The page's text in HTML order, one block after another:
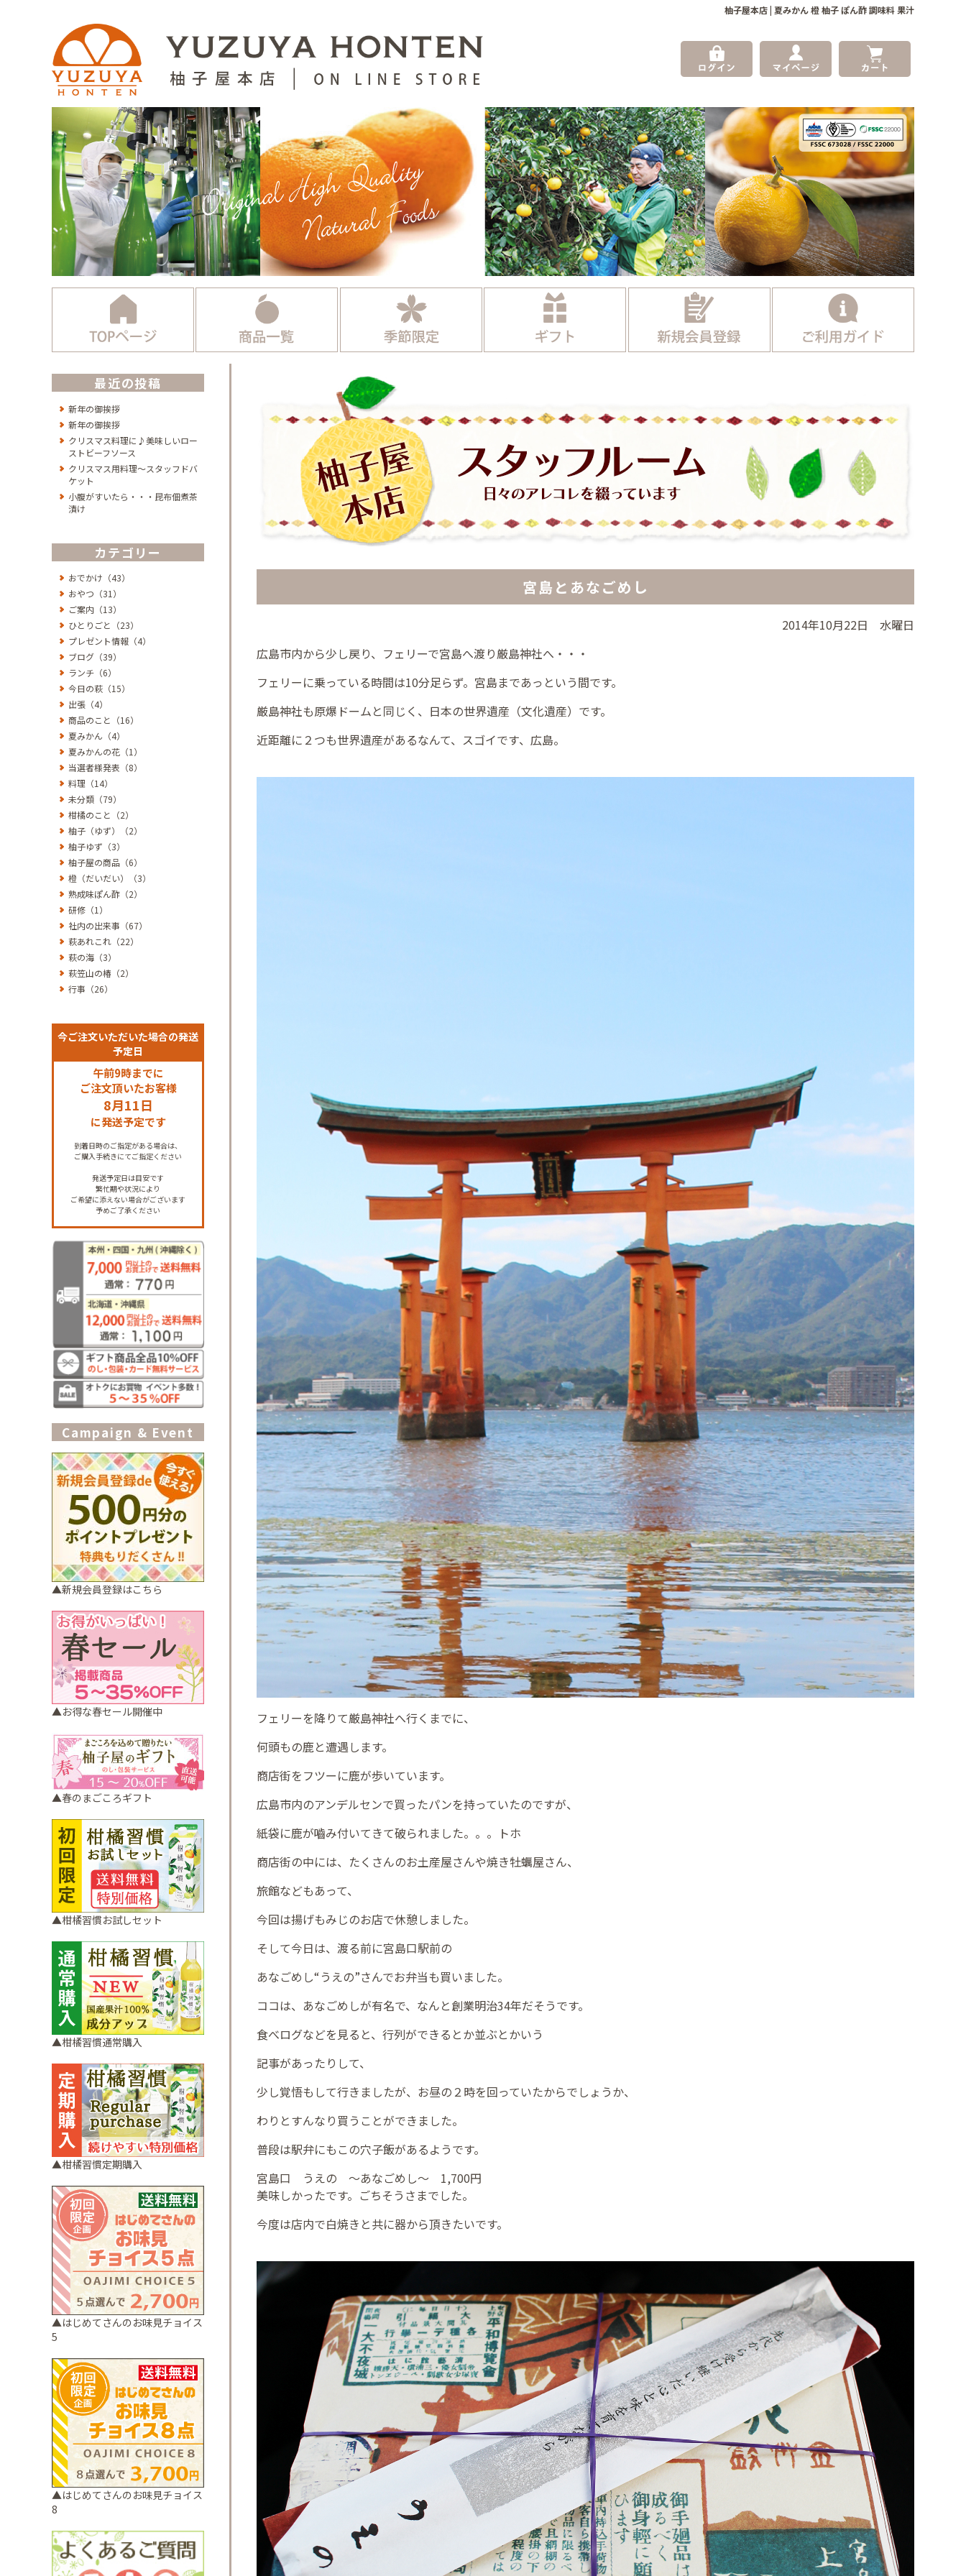
柚子屋本店 | 夏みかん 橙 柚子 ぽん酢 調味料 果汁
宮島とあなごめし
2014年10月22日 水曜日
広島市内から少し戻り、フェリーで宮島へ渡り厳島神社へ・・・
フェリーに乗っている時間は10分足らず。宮島まであっという間です。
厳島神社も原爆ドームと同じく、日本の世界遺産（文化遺産）です。
近距離に２つも世界遺産があるなんて、スゴイです、広島。
フェリーを降りて厳島神社へ行くまでに、
何頭もの鹿と遭遇します。
商店街をフツーに鹿が歩いています。
広島市内のアンデルセンで買ったパンを持っていたのですが、
紙袋に鹿が嚙み付いてきて破られました。。。トホ
商店街の中には、たくさんのお土産屋さんや焼き牡蠣屋さん、
旅館などもあって、
今回は揚げもみじのお店で休憩しました。
そして今日は、渡る前に宮島口駅前の
あなごめし“うえの”さんでお弁当も買いました。
ココは、あなごめしが有名で、なんと創業明治34年だそうです。
食べログなどを見ると、行列ができるとか並ぶとかいう
記事があったりして、
少し覚悟もして行きましたが、お昼の２時を回っていたからでしょうか、
わりとすんなり買うことができました。
普段は駅弁にもこの穴子飯があるようです。
宮島口 うえの ～あなごめし～ 1,700円
美味しかったです。ごちそうさまでした。
今度は店内で白焼きと共に器から頂きたいです。
最近の投稿
新年の御挨拶
新年の御挨拶
クリスマス料理に♪美味しいロー
ストビーフソース
クリスマス用料理～スタッフドバ
ケット
小腹がすいたら・・・昆布佃煮茶
漬け
カテゴリー
おでかけ（43）
おやつ（31）
ご案内（13）
ひとりごと（23）
プレゼント情報（4）
ブログ（39）
ランチ（6）
今日の萩（15）
出張（4）
商品のこと（16）
夏みかん（4）
夏みかんの花（1）
当選者様発表（8）
料理（14）
未分類（79）
柑橘のこと（2）
柚子（ゆず）（2）
柚子ゆず（3）
柚子屋の商品（6）
橙（だいだい）（3）
熟成味ぽん酢（2）
研修（1）
社内の出来事（67）
萩あれこれ（22）
萩の海（3）
萩笠山の椿（2）
行事（26）
今ご注文いただいた場合の発送
予定日
午前9時までに
ご注文頂いたお客様
8月11日
に発送予定です
到着日時のご指定がある場合は、
ご購入手続きにてご指定ください
発送予定日は目安です
繁忙期や状況により
ご希望に添えない場合がございます
予めご了承ください
Campaign & Event
▲新規会員登録はこちら
▲お得な春セール開催中
▲春のまごころギフト
▲柑橘習慣お試しセット
▲柑橘習慣通常購入
▲柑橘習慣定期購入
▲はじめてさんのお味見チョイス
5
▲はじめてさんのお味見チョイス
8